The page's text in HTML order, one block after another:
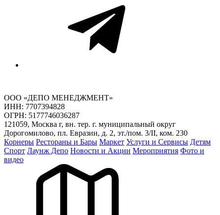
ООО «ДЕПО МЕНЕДЖМЕНТ»
ИНН: 7707394828
ОГРН: 5177746036287
121059, Москва г, вн. тер. г. муниципальный округ
Дорогомилово, пл. Евразии, д. 2, эт./пом. 3/II, ком. 230
Корнеры Рестораны и Бары Маркет Услуги и Сервисы Детям
Спорт Лаунж Депо Новости и Акции Мероприятия Фото и
видео